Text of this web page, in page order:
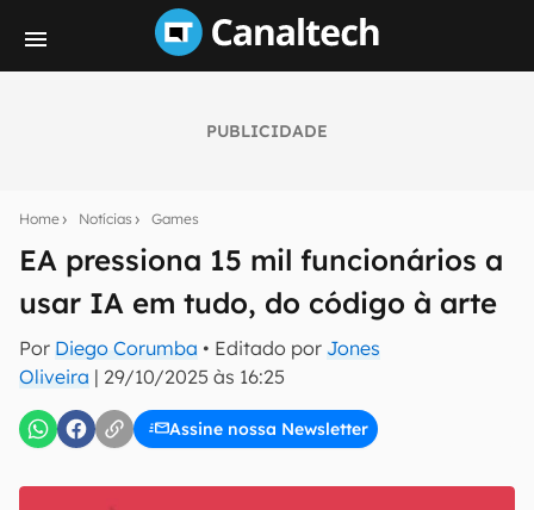
PUBLICIDADE
Home Notícias Games
EA pressiona 15 mil funcionários a
usar IA em tudo, do código à arte
Por Diego Corumba • Editado por Jones
Oliveira | 29/10/2025 às 16:25
Assine nossa Newsletter
notícias e reviews sobre tecnologia em primeira
E-mail